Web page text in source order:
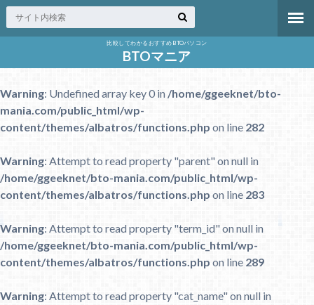
比較してわかるおすすめBTOパソコン
BTOマニア
Warning: Undefined array key 0 in/home/ggeeknet/bto-
mania.com/public_html/wp-
content/themes/albatros/functions.php on line 282
Warning: Attempt to read property "parent" on null in
/home/ggeeknet/bto-mania.com/public_html/wp-
content/themes/albatros/functions.php on line 283
Warning: Attempt to read property "term_id" on null in
/home/ggeeknet/bto-mania.com/public_html/wp-
content/themes/albatros/functions.php on line 289
Warning: Attempt to read property "cat_name" on null in